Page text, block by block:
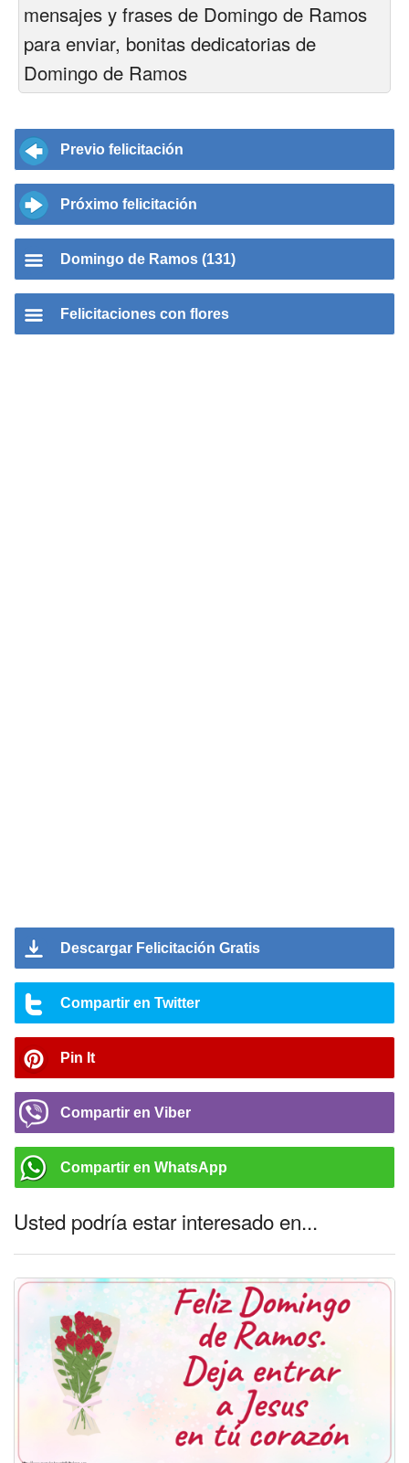
mensajes y frases de Domingo de Ramos
para enviar, bonitas dedicatorias de
Domingo de Ramos
Previo felicitación
Próximo felicitación
Domingo de Ramos (131)
Felicitaciones con flores
Descargar Felicitación Gratis
Compartir en Twitter
Pin It
Compartir en Viber
Compartir en WhatsApp
Usted podría estar interesado en...